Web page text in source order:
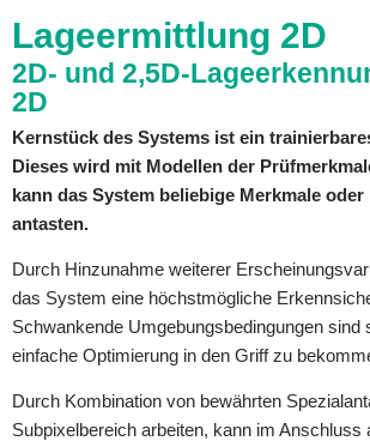
Lageermittlung 2D
2D- und 2,5D-
2D
Kernstück des Systems ist ein
Dieses wird mit Modellen der
kann das System beliebige Merkmale
antasten.
Durch Hinzunahme weiterer
das System eine höchstmögliche
Schwankende Umgebungsbedingungen sind
einfache Optimierung in den Griff zu
Durch Kombination von bewährten
Subpixelbereich arbeiten, kann im Anschluss